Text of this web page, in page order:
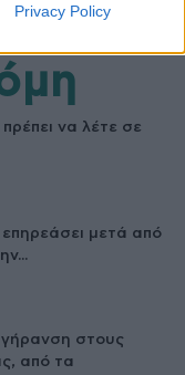
Privacy Policy
να λέτε σε
μετά από
γήρανση στους
από τα